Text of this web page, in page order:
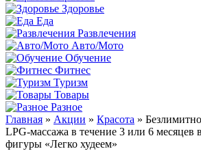
Здоровье
Еда
Развлечения
Авто/Мото
Обучение
Фитнес
Туризм
Товары
Разное
Главная » Акции » Красота »
LPG-массажа в течение 3 или 6 месяцев
фигуры «Легко худеем»